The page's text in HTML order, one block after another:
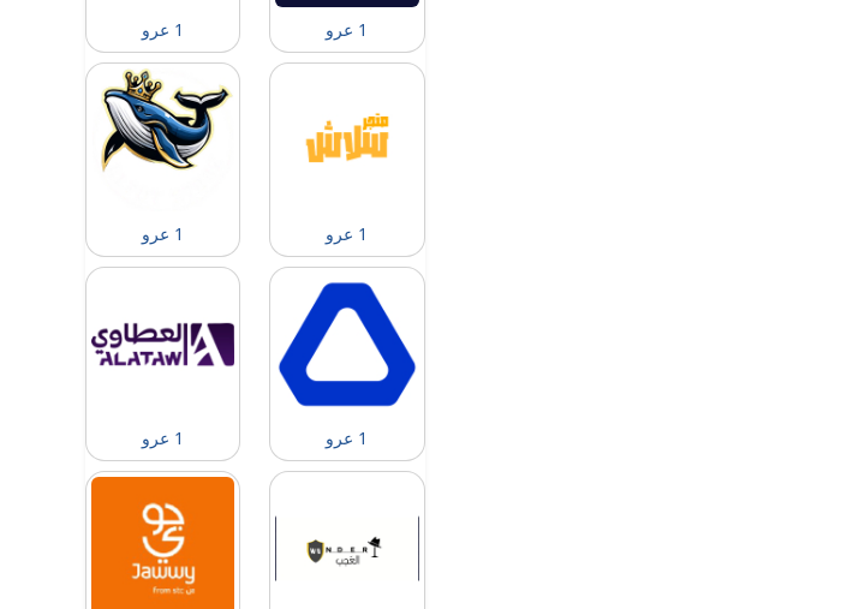
1 عرو 1 عرو
1 عرو 1 عرو
1 عرو 1 عرو